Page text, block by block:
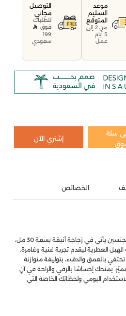
موعد
التسليم
المتوقع
من 2 إلى
5 أيام
عمل
التوصيل
مجاني
للطلبات
فوق
199
سعودي
سلة
إشتري الآن
الخصائص
عطر هيل وعنبر أو دو برفيوم للجنسين يأتي في زجاجة أنيقة بسعة 30 مل،
العطرية ليقدم تجربة غنية وغامرة.
بالعمق والدفء، بتوليفة متوازنة
يمنحك إحساسًا بالرقي والراحة في آنٍ
اليومي ولحظاتك الخاصة التي